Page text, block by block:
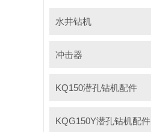
水井钻机
冲击器
KQ150潜孔钻机配件
KQG150Y潜孔钻机配件